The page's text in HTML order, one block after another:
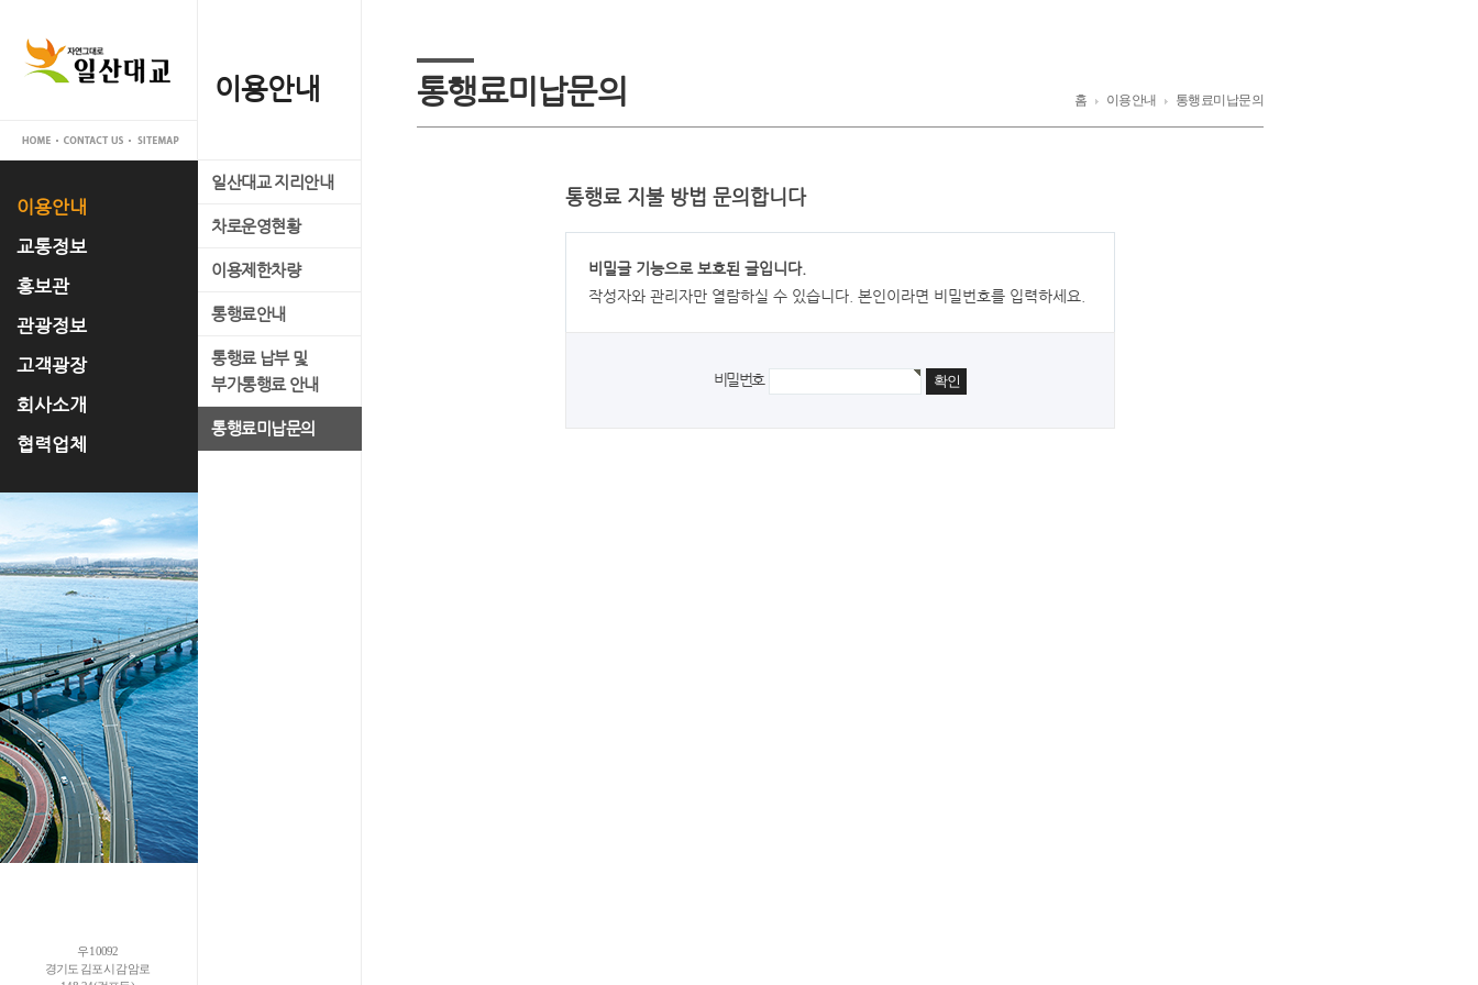
이용안내
이용안내
일산대교 지리안내
차로운영현황
이용제한차량
통행료안내
통행료 납부 및
부가통행료 안내
통행료미납문의
교통정보
교통정보
실시간 교통정보
교통관리 시스템 소개
홍보관
홍보관
일산대교 갤러리
홍보 동영상
언론 속 일산대교
자료실
관광정보
관광정보
관광명소
축제정보
문화유적
맛집정보
고객광장
고객광장
공지사항
고객의 소리
FAQ
회사소개
회사소개
대표이사 인사말
사업개요
사업추진경과
운영조직
경영공시
협력업체
협력업체
입찰공고
우 10092
경기도 김포시 감암로
통행료미납문의 홈 이용안내 통행료미납문의
통행료 지불 방법 문의합니다
비밀글 기능으로 보호된 글입니다.
작성자와 관리자만 열람하실 수 있습니다. 본인이라면 비밀번호를 입력하세요.
비밀번호